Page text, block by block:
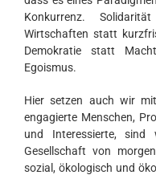
Konkurrenz.
Wirtschaften statt
Demokratie statt
Egoismus.
Hier setzen auch wir
engagierte Menschen,
und Interessierte, sind
Gesellschaft von
sozial, ökologisch und